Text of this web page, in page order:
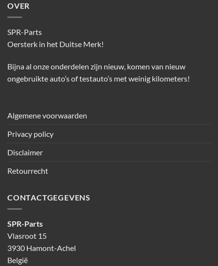
OVER
SPR-Parts
Oersterk in het Duitse Merk!
Bijna al onze onderdelen zijn nieuw, komen van nieuw
ongebruikte auto’s of testauto’s met weinig kilometers!
Algemene voorwaarden
Privacy policy
Disclaimer
Retourrecht
CONTACTGEGEVENS
SPR-Parts
Vlasroot 15
3930 Hamont-Achel
België